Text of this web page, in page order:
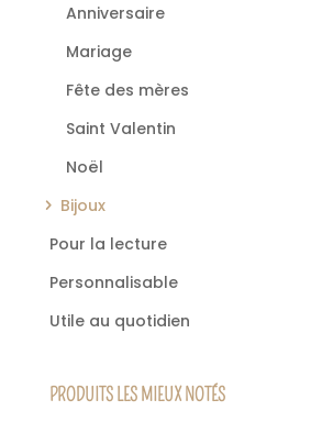
Anniversaire
Mariage
Fête des mères
Saint Valentin
Noël
Bijoux
Pour la lecture
Personnalisable
Utile au quotidien
PRODUITS LES MIEUX NOTÉS